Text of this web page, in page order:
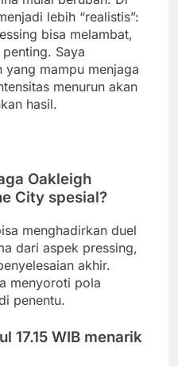
lebih “realistis”:
bisa melambat,
Saya
yang mampu menjaga
menurun akan
hasil.
Oakleigh
City spesial?
menghadirkan duel
dari aspek pressing,
akhir.
menyoroti pola
penentu.
17.15 WIB menarik